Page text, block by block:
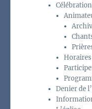
Horaires
Denier de